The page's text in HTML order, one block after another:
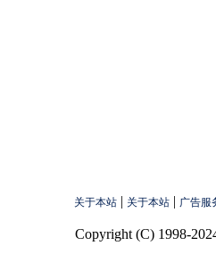
关于本站 | 关于本站 | 广告服
Copyright (C) 1998-